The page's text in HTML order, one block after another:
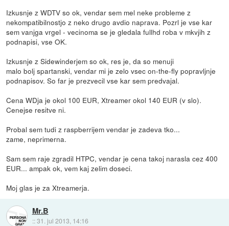
Izkusnje z WDTV so ok, vendar sem mel neke probleme z
nekompatibilnostjo z neko drugo avdio naprava. Pozrl je vse kar
sem vanjga vrgel - vecinoma se je gledala fullhd roba v mkvjih z
podnapisi, vse OK.
Izkusnje z Sidewinderjem so ok, res je, da so menuji
malo bolj spartanski, vendar mi je zelo vsec on-the-fly popravljnje
podnapisov. So far je prezvecil vse kar sem predvajal.
Cena WDja je okol 100 EUR, Xtreamer okol 140 EUR (v slo).
Cenejse resitve ni.
Probal sem tudi z raspberrijem vendar je zadeva tko...
zame, neprimerna.
Sam sem raje zgradil HTPC, vendar je cena takoj narasla cez 400
EUR... ampak ok, vem kaj zelim doseci.
Moj glas je za Xtreamerja.
Mr.B
::31. jul 2013, 14:16